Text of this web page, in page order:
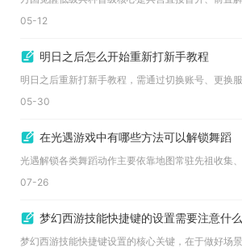
05-12
明日之后怎么开始重新打新手教程
05-30
在光遇游戏中有哪些方法可以解锁舞蹈
07-26
梦幻西游技能快捷键的设置需要注意什么